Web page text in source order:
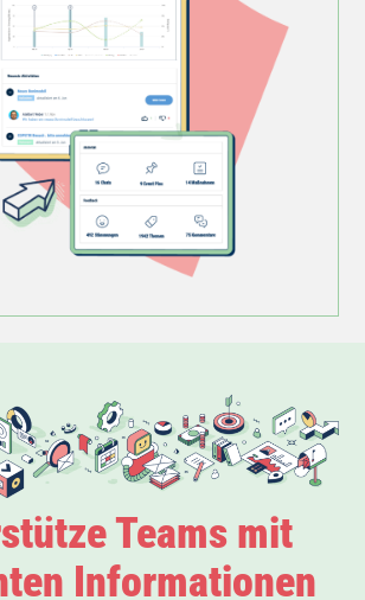
Teams mit
Informationen
liefert alle Tools für eine